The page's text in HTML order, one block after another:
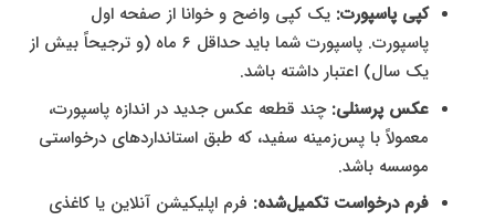
کپی پاسپورت: یک کپی واضح و خوانا از صفحه اول
پاسپورت. پاسپورت شما باید حداقل ۶ ماه (و ترجیحاً بیش از
یک سال) اعتبار داشته باشد.
عکس پرسنلی: چند قطعه عکس جدید در اندازه پاسپورت،
معمولاً با پس‌زمینه سفید، که طبق استانداردهای درخواستی
موسسه باشد.
فرم درخواست تکمیل‌شده: فرم اپلیکیشن آنلاین یا کاغذی